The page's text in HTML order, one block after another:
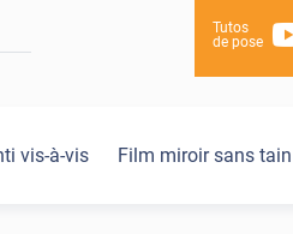
Tutos
de pose
vis-à-vis Film miroir sans tain